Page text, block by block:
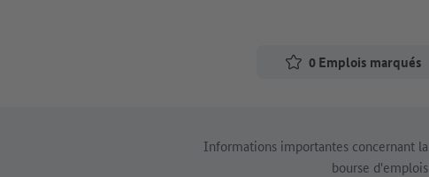
0Emplois marqués
Informations importantes concernant la
bourse d'emplois